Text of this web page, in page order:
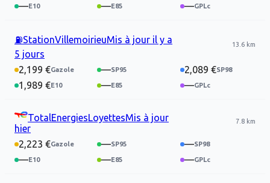
—
— —
⛽StationVillemoirieuMis à jour il y a
5 jours
13.6 km
2,199 € —
2,089 €
1,989 €
— —
TotalEnergiesLoyettesMis à jour
hier
7.8 km
2,223 € —
—
—
— —